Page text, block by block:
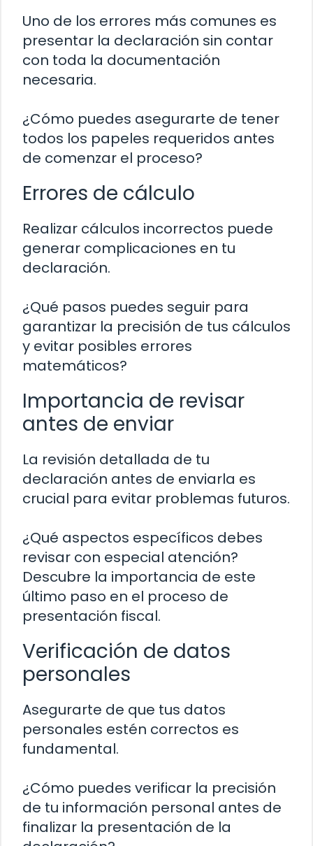
Uno de los errores más comunes es
presentar la declaración sin contar
con toda la documentación
necesaria.
¿Cómo puedes asegurarte de tener
todos los papeles requeridos antes
de comenzar el proceso?
Errores de cálculo
Realizar cálculos incorrectos puede
generar complicaciones en tu
declaración.
¿Qué pasos puedes seguir para
garantizar la precisión de tus cálculos
y evitar posibles errores
matemáticos?
Importancia de revisar
antes de enviar
La revisión detallada de tu
declaración antes de enviarla es
crucial para evitar problemas futuros.
¿Qué aspectos específicos debes
revisar con especial atención?
Descubre la importancia de este
último paso en el proceso de
presentación fiscal.
Verificación de datos
personales
Asegurarte de que tus datos
personales estén correctos es
fundamental.
¿Cómo puedes verificar la precisión
de tu información personal antes de
finalizar la presentación de la